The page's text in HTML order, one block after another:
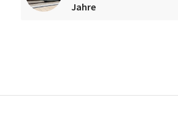
Jahre